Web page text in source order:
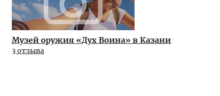
Музей оружия «Дух Воина» в Казани
3 отзыва